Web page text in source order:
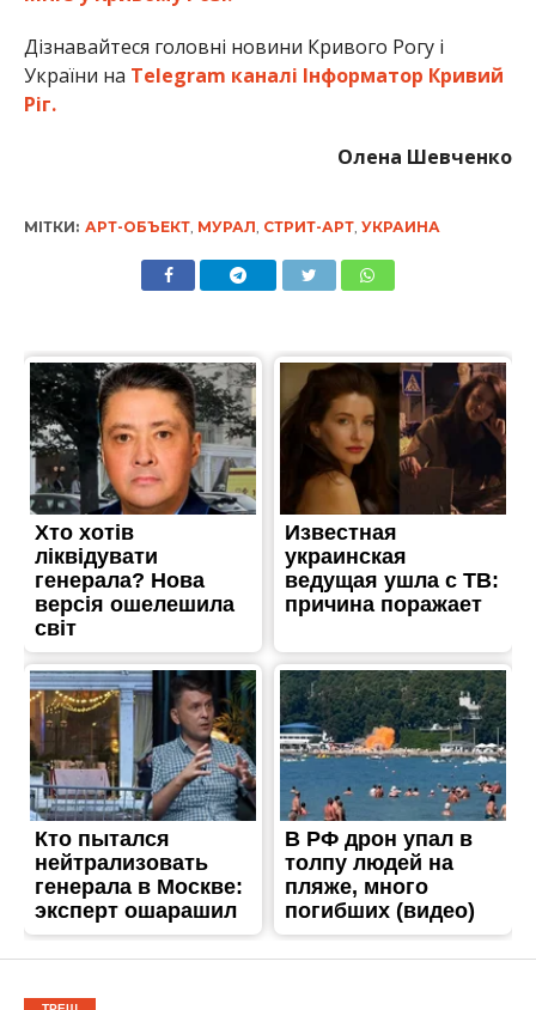
Дізнавайтеся головні новини Кривого Рогу і
України на Telegram каналі Інформатор Кривий
Ріг.
Олена Шевченко
МІТКИ: АРТ-ОБЪЕКТ, МУРАЛ, СТРИТ-АРТ, УКРАИНА